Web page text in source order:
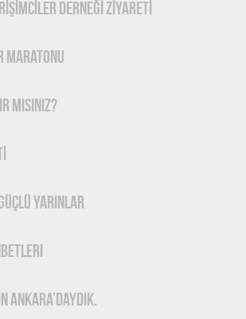
DERNEĞİ ZİYARETİ
MARATONU
MISINIZ?
Yarınlar
Ankara’daydık.